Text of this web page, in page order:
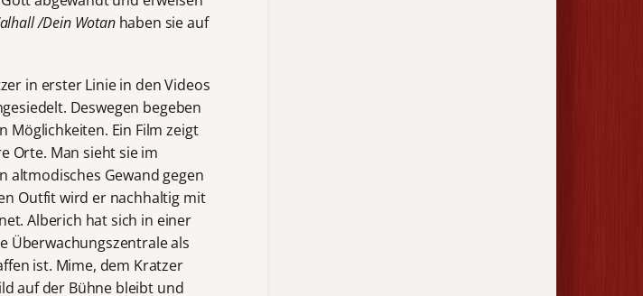
/Dein Wotanhaben sie auf
in erster Linie in den Videos
Deswegen begeben
Möglichkeiten. Ein Film zeigt
Orte. Man sieht sie im
altmodisches Gewand gegen
Outfit wird er nachhaltig mit
Alberich hat sich in einer
Überwachungszentrale als
ist. Mime, dem Kratzer
auf der Bühne bleibt und